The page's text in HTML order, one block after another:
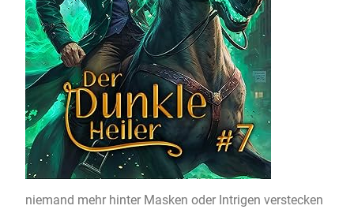
niemand mehr hinter Masken oder Intrigen verstecken